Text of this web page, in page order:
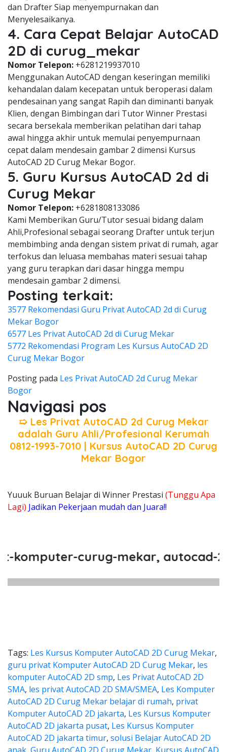
dan Drafter Siap menyempurnakan dan
Menyelesaikanya.
4. Cara Cepat Belajar AutoCAD
2D di curug_mekar
Nomor Telepon: +6281219937010
Menggunakan AutoCAD dengan keseringan memiliki
kehandalan dalam kecepatan untuk beroperasi dalam
pendesainan yang sangat Rapih dan diminanti banyak
Klien, dengan Bimbingan dari Tutor Winner Prestasi
secara bersekala memberikan pelatihan dari tahap
awal hingga akhir untuk memulai penyempurnaan
cepat dalam mendesain gambar 2 dimensi Kursus
AutoCAD 2D Curug Mekar Bogor.
5. Guru Kursus AutoCAD 2d di
Curug Mekar
Nomor Telepon: +6281808133086
Kami Memberikan Guru/Tutor sesuai bidang dalam
Ahli,Profesional sebagai seorang Drafter untuk terjun
membimbing anda dengan sistem privat di rumah, agar
terfokus dan leluasa membahas materi sesuai tahap
yang guru terapkan dari dasar hingga mempu
mendesain gambar 2 dimensi.
Posting terkait:
3577 Rekomendasi Guru Privat AutoCAD 2d di Curug
Mekar Bogor
6577 Les Privat AutoCAD 2d di Curug Mekar
5772 Rekomendasi Program Les Kursus AutoCAD 2D
Curug Mekar Bogor
Posting pada Les Privat AutoCAD 2d Curug Mekar
Bogor
Navigasi pos
➯ Les Privat AutoCAD 2d Curug Mekar
adalah Guru Ahli/Profesional Kerumah
0812-1993-7010 | Kursus AutoCAD 2D Curug
Mekar Bogor
Yuuuk Buruan Belajar di Winner Prestasi (Tunggu Apa
Lagi) Jadikan Pekerjaan mudah dan Juara!!
curug-mekar, autocad-2d-
Tags: Les Kursus Komputer AutoCAD 2D Curug Mekar,
guru privat Komputer AutoCAD 2D Curug Mekar, les
komputer AutoCAD 2D smp, Les Privat AutoCAD 2D
SMA, les privat AutoCAD 2D SMA/SMEA, Les Komputer
AutoCAD 2D Curug Mekar belajar di rumah, privat
Komputer AutoCAD 2D jakarta, Les Kursus Komputer
AutoCAD 2D jakarta pusat, Les Kursus Komputer
AutoCAD 2D jakarta timur, solusi Belajar AutoCAD 2D
anak Guru AutoCAD 2D Curug Mekar Kursus AutoCAD